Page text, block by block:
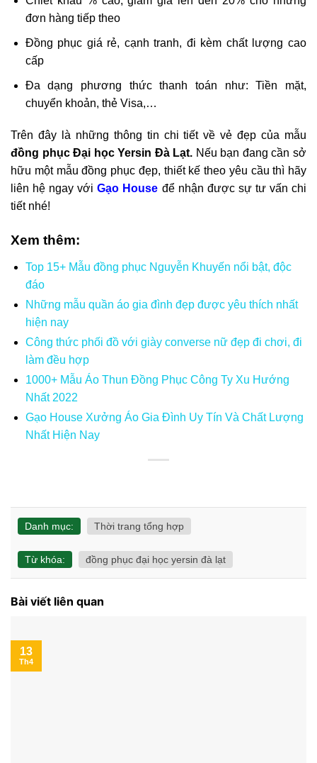
đơn hàng tiếp theo
Đồng phục giá rẻ, cạnh tranh, đi kèm chất lượng cao
cấp
Đa dạng phương thức thanh toán như: Tiền mặt,
chuyển khoản, thẻ Visa,…
Trên đây là những thông tin chi tiết về vẻ đẹp của mẫu
đồng phục Đại học Yersin Đà Lạt. Nếu bạn đang cần sở
hữu một mẫu đồng phục đẹp, thiết kế theo yêu cầu thì hãy
liên hệ ngay vớiGạo House để nhận được sự tư vấn chi
tiết nhé!
Xem thêm:
Top 15+ Mẫu đồng phục Nguyễn Khuyến nổi bật, độc
đáo
Những mẫu quần áo gia đình đẹp được yêu thích nhất
hiện nay
Công thức phối đồ với giày converse nữ đẹp đi chơi, đi
làm đều hợp
1000+ Mẫu Áo Thun Đồng Phục Công Ty Xu Hướng
Nhất 2022
Gạo House Xưởng Áo Gia Đình Uy Tín Và Chất Lượng
Nhất Hiện Nay
Danh mục: Thời trang tổng hợp
Từ khóa: đồng phục đại học yersin đà lạt
Bài viết liên quan
13
Th4